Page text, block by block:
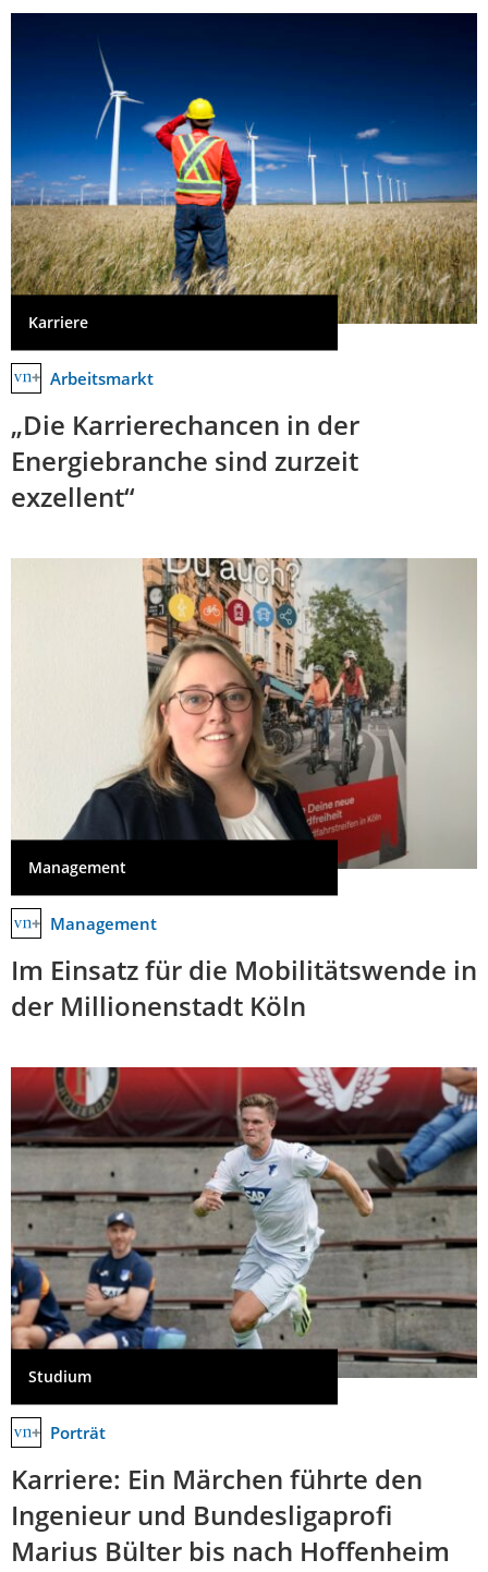
Karriere
Arbeitsmarkt
„Die Karrierechancen in der
Energiebranche sind zurzeit
exzellent“
Management
Management
Im Einsatz für die Mobilitätswende in
der Millionenstadt Köln
Studium
Porträt
Karriere: Ein Märchen führte den
Ingenieur und Bundesligaprofi
Marius Bülter bis nach Hoffenheim